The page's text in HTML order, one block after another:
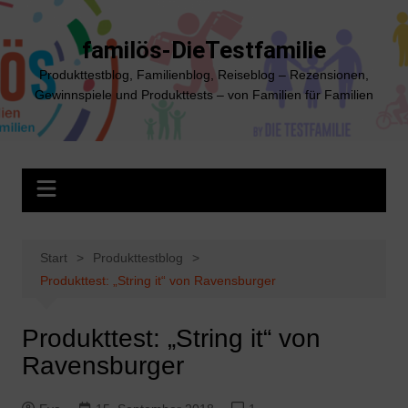
Zum
springen
familös-DieTestfamilie
Produkttestblog, Familienblog, Reiseblog – Rezensionen,
Gewinnspiele und Produkttests – von Familien für Familien
Start
Produkttestblog
Produkttest: „String it“ von Ravensburger
Produkttest: „String it“ von
Ravensburger